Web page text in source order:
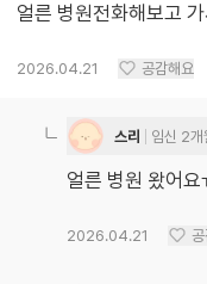
얼른 병원전화해보고
2026.04.21 공감해요
스리 임신 2개
얼른 병원 왔어요
2026.04.21